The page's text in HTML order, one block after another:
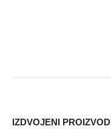
IZDVOJENI PROIZVODI